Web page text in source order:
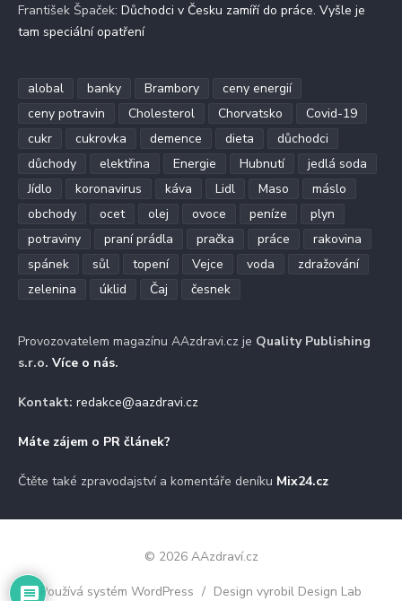
František Špaček: Důchodci v Česku zamíří do práce. Vyšle je
tam speciální opatření
alobal banky Brambory
ceny energií
ceny potravin
Cholesterol Chorvatsko
Covid-19
cukr
cukrovka demence dieta
důchodci
důchody
elektřina Energie Hubnutí
jedlá soda
Jídlo
koronavirus káva Lidl Maso
máslo
obchody
ocet olej ovoce peníze
plyn
potraviny
praní prádla pračka práce
rakovina
spánek
sůl topení Vejce voda
zdražování
zelenina
úklid Čaj česnek
Provozovatelem magazínu AAzdravi.cz je Quality Publishing
s.r.o. Více o nás.
Kontakt: redakce@aazdravi.cz
Máte zájem o PR článek?
Čtěte také zpravodajství a komentáře deníku Mix24.cz
© 2026 AAzdraví.cz
Používá systém WordPress / Design vyrobil Design Lab